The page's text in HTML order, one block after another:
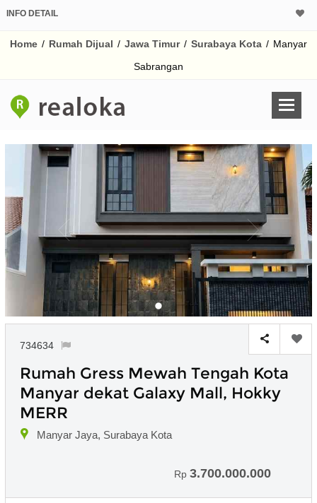
INFO DETAIL
Home / Rumah Dijual / Jawa Timur / Surabaya Kota / Manyar
Sabrangan
734634
Rumah Gress Mewah Tengah Kota
Manyar dekat Galaxy Mall, Hokky
MERR
Manyar Jaya, Surabaya Kota
Rp 3.700.000.000
Harga Rp
% /th
Untuk hasil simulasi
pada kotak-
Simpan